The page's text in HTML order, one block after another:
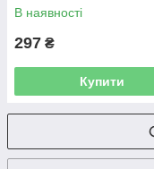
В наявності
297 ₴
Купити